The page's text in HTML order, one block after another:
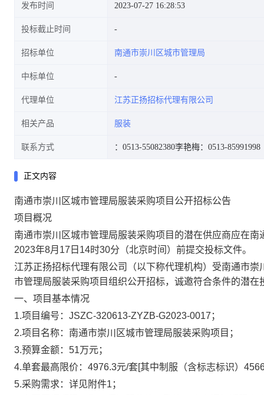
发布时间 2023-07-27 16:28:53
投标截止时间
招标单位 南通市崇川区城市管理局
中标单位
代理单位 江苏正扬招标代理有限公司
相关产品 服装
联系方式 ：0513-55082380李艳梅：0513-85991998
正文内容
南通市崇川区城市管理局服装采购项目 公开招标公告
项目概况
南通市崇川区城市管理局服装采购项目的潜在供应商应在南
2023年8月 17 日 14时30分 （北京时间）前提交投标文件。
江苏正扬招标代理有限公司（以下称代理机构）受南通市崇
市管理局服装采购项目组织公开招标，诚邀符合条件的潜在
一、项目基本情况
1.项目编号： JSZC-320613-ZYZB-G2023-0017；
2.项目名称：南通市崇川区城市管理局服装采购项目 ；
3.预算金额： 51万元；
4.单套最高限价： 4976.3元/套[其中制服（含标志标识）
5.采购需求 ：详见 附件1 ；